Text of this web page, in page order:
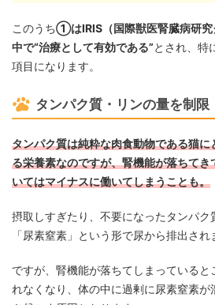
このうち①はIRIS（国際獣医腎臓病研究
中で“治療として有効である”とされ、特
項目になります。
タンパク質・リンの量を制限
タンパク質は純粋な肉食動物である猫
る栄養素なのですが、腎機能が落ちて
いてはマイナスに働いてしまうことも。
摂取しすぎたり、不要になったタンパク
「尿素窒素」という形で尿から排出され
ですが、腎機能が落ちてしまっていると
れなくなり、体の中に過剰に尿素窒素が